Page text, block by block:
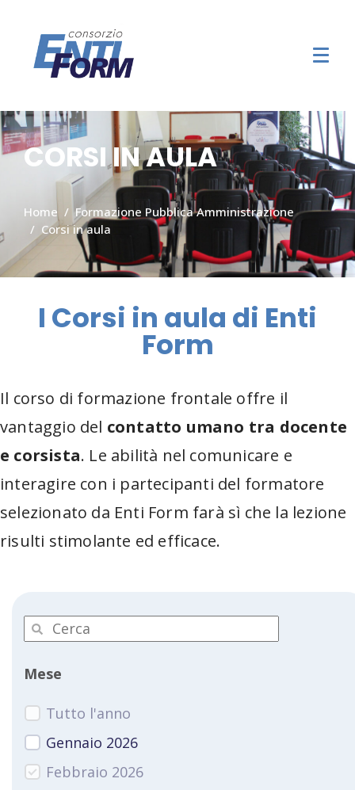
CORSI IN AULA
Home
Formazione Pubblica Amministrazione
Corsi in aula
I Corsi in aula di Enti
Form
Il corso di formazione frontale offre il
vantaggio del contatto umano tra docente
e corsista. Le abilità nel comunicare e
interagire con i partecipanti del formatore
selezionato da Enti Form farà sì che la lezione
risulti stimolante ed efficace.
Mese
Tutto l'anno
Gennaio 2026
Febbraio 2026